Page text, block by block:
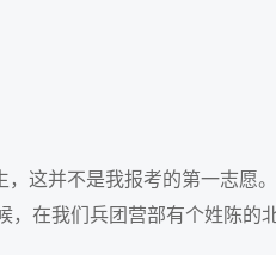
这并不是我报考的第一志愿
，在我们兵团营部有个姓陈的